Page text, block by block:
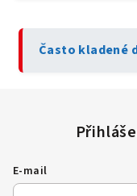
Často kladené
E-mail